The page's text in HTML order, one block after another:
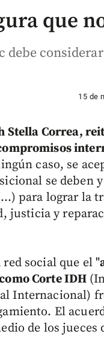
que
debe
15 de
Stella Correa,
caso, se
se deben
para lograr la
justicia y
social que el "
Corte IDH
Internacional)
El
de los jueces